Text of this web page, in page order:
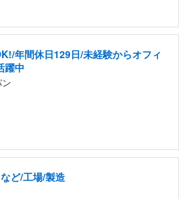
年間休日129日/未経験からオフィ
躍中
ど/工場/製造